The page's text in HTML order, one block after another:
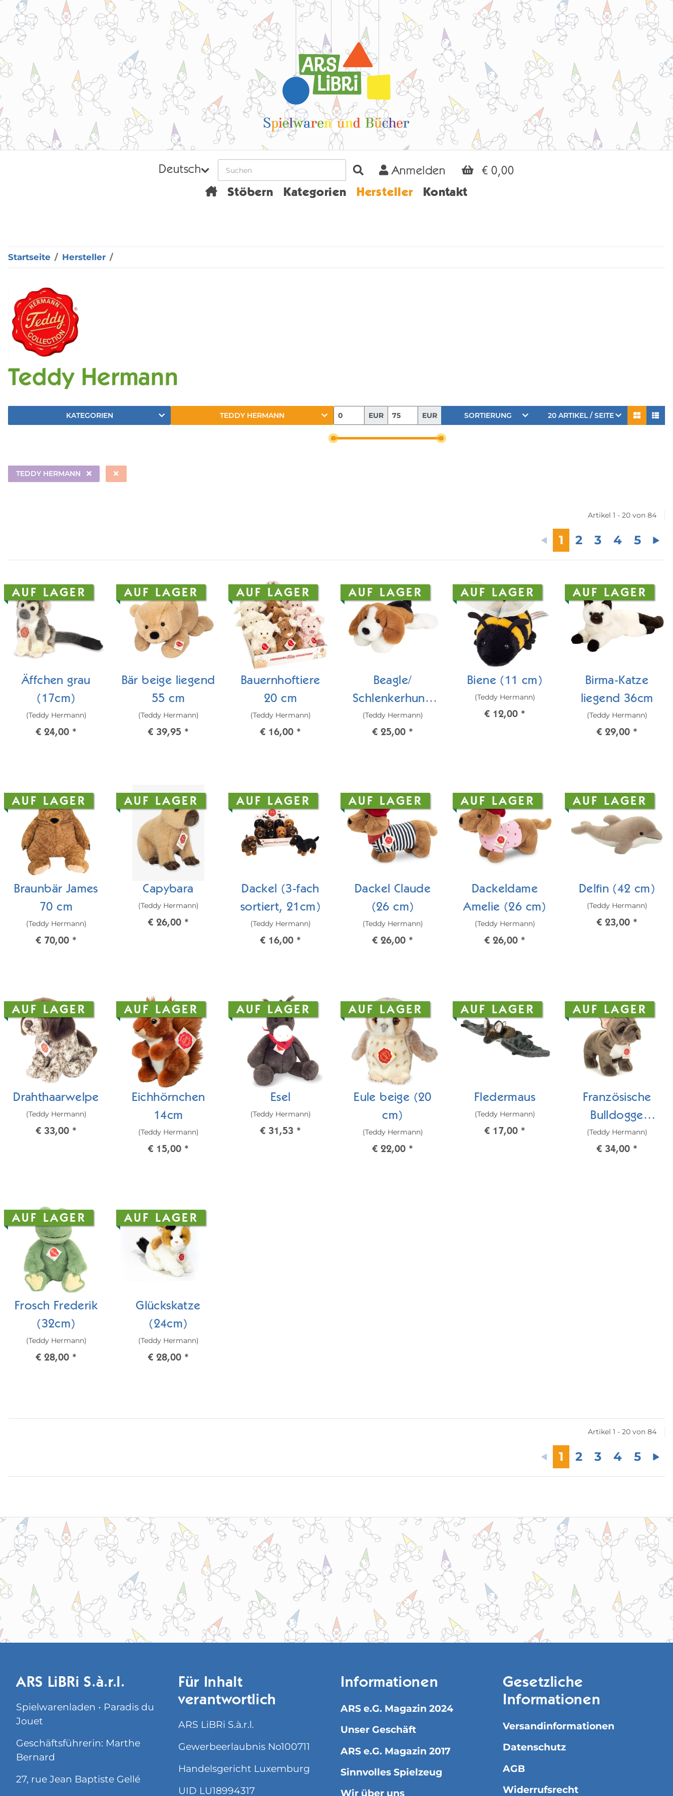
Deutsch
Home
Stöbern Kategorien Hersteller Kontakt
Anmelden € 0,00
Startseite Hersteller
Teddy Hermann
KATEGORIEN TEDDY HERMANN EUR EUR SORTIERUNG 20 ARTIKEL / SEITE
TEDDY HERMANN
Artikel 1 - 20 von 84
1 2 3 4 5
AUF LAGER
Äffchen grau
(17cm)
(Teddy Hermann)
€ 24,00 *
AUF LAGER
Bär beige liegend
55 cm
(Teddy Hermann)
€ 39,95 *
AUF LAGER
Bauernhoftiere
20 cm
(Teddy Hermann)
€ 16,00 *
AUF LAGER
Beagle/
Schlenkerhund
dreifarbig (29
cm)
(Teddy Hermann)
€ 25,00 *
AUF LAGER
Biene (11 cm)
(Teddy Hermann)
€ 12,00 *
AUF LAGER
Birma-Katze
liegend 36cm
(Teddy Hermann)
€ 29,00 *
AUF LAGER
Braunbär James
70 cm
(Teddy Hermann)
€ 70,00 *
AUF LAGER
Capybara
(Teddy Hermann)
€ 26,00 *
AUF LAGER
Dackel (3-fach
sortiert, 21cm)
(Teddy Hermann)
€ 16,00 *
AUF LAGER
Dackel Claude
(26 cm)
(Teddy Hermann)
€ 26,00 *
AUF LAGER
Dackeldame
Amelie (26 cm)
(Teddy Hermann)
€ 26,00 *
AUF LAGER
Delfin (42 cm)
(Teddy Hermann)
€ 23,00 *
AUF LAGER
Drahthaarwelpe
(Teddy Hermann)
€ 33,00 *
AUF LAGER
Eichhörnchen
14cm
(Teddy Hermann)
€ 15,00 *
AUF LAGER
Esel
(Teddy Hermann)
€ 31,53 *
AUF LAGER
Eule beige (20
cm)
(Teddy Hermann)
€ 22,00 *
AUF LAGER
Fledermaus
(Teddy Hermann)
€ 17,00 *
AUF LAGER
Französische
Bulldogge
stehend grau
(30cm)
(Teddy Hermann)
€ 34,00 *
AUF LAGER
Frosch Frederik
(32cm)
(Teddy Hermann)
€ 28,00 *
AUF LAGER
Glückskatze
(24cm)
(Teddy Hermann)
€ 28,00 *
Artikel 1 - 20 von 84
1 2 3 4 5
ARS LiBRi S.à.r.l.
Spielwarenladen • Paradis du
Jouet
Geschäftsführerin: Marthe
Bernard
27, rue Jean Baptiste Gellé
Für Inhalt
verantwortlich
ARS LiBRi S.à.r.l.
Gewerbeerlaubnis No100711
Handelsgericht Luxemburg
UID LU18994317
Informationen
ARS e.G. Magazin 2024
Unser Geschäft
ARS e.G. Magazin 2017
Sinnvolles Spielzeug
Wir über uns
Gesetzliche
Informationen
Versandinformationen
Datenschutz
AGB
Widerrufsrecht